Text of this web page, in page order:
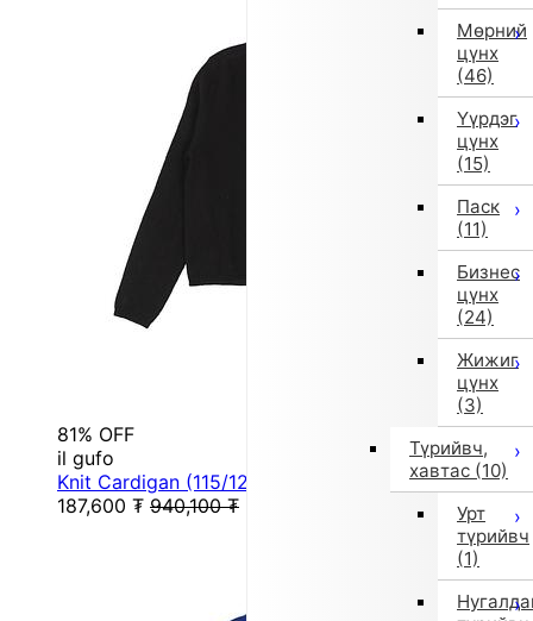
Мөрний
цүнх
(46)
Үүрдэг
цүнх
(15)
Паск
(11)
Бизнес
цүнх
(24)
Жижиг
цүнх
(3)
Түрийвч,
хавтас (10)
Урт
түрийвч
(1)
81% OFF
il gufo
Knit Cardigan (115/120cm/Black)
187,600 ₮ 940,100 ₮